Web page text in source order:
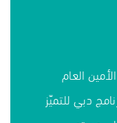
العام
دبي للتميّز